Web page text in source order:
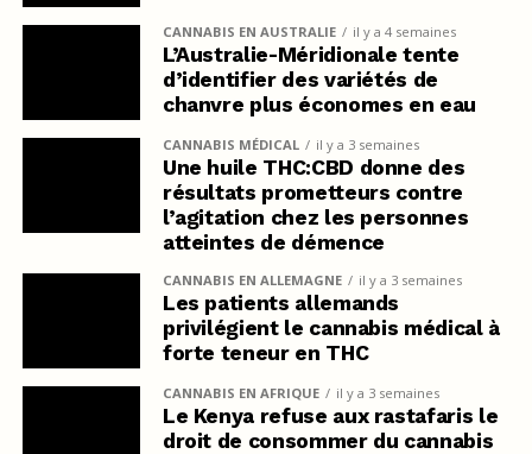
CANNABIS EN AUSTRALIE il y a 4 semaines
L’Australie-Méridionale tente
d’identifier des variétés de
chanvre plus économes en eau
CANNABIS MÉDICAL il y a 3 semaines
Une huile THC:CBD donne des
résultats prometteurs contre
l’agitation chez les personnes
atteintes de démence
CANNABIS EN ALLEMAGNE il y a 3 semaines
Les patients allemands
privilégient le cannabis médical à
forte teneur en THC
CANNABIS EN AFRIQUE il y a 3 semaines
Le Kenya refuse aux rastafaris le
droit de consommer du cannabis